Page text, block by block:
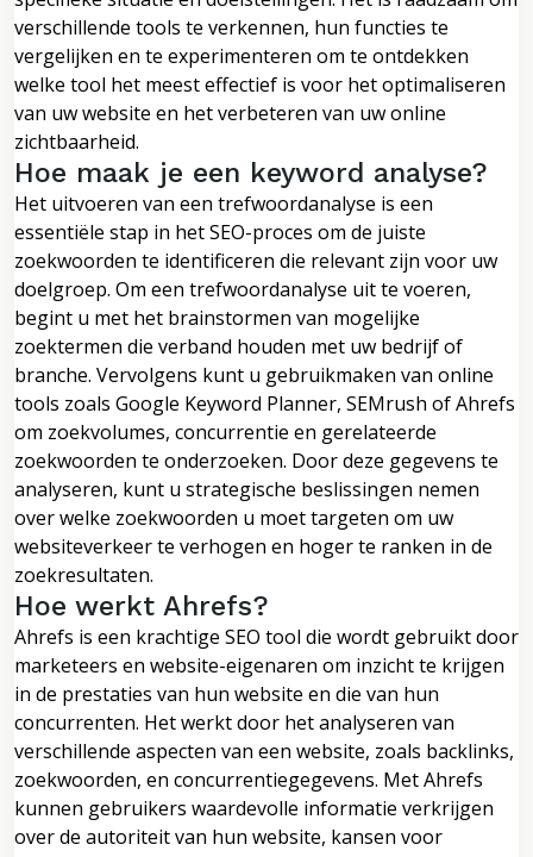
verschillende tools te verkennen, hun functies te
vergelijken en te experimenteren om te ontdekken
welke tool het meest effectief is voor het optimaliseren
van uw website en het verbeteren van uw online
zichtbaarheid.
Hoe maak je een keyword analyse?
Het uitvoeren van een trefwoordanalyse is een
essentiële stap in het SEO-proces om de juiste
zoekwoorden te identificeren die relevant zijn voor uw
doelgroep. Om een trefwoordanalyse uit te voeren,
begint u met het brainstormen van mogelijke
zoektermen die verband houden met uw bedrijf of
branche. Vervolgens kunt u gebruikmaken van online
tools zoals Google Keyword Planner, SEMrush of Ahrefs
om zoekvolumes, concurrentie en gerelateerde
zoekwoorden te onderzoeken. Door deze gegevens te
analyseren, kunt u strategische beslissingen nemen
over welke zoekwoorden u moet targeten om uw
websiteverkeer te verhogen en hoger te ranken in de
zoekresultaten.
Hoe werkt Ahrefs?
Ahrefs is een krachtige SEO tool die wordt gebruikt door
marketeers en website-eigenaren om inzicht te krijgen
in de prestaties van hun website en die van hun
concurrenten. Het werkt door het analyseren van
verschillende aspecten van een website, zoals backlinks,
zoekwoorden, en concurrentiegegevens. Met Ahrefs
kunnen gebruikers waardevolle informatie verkrijgen
over de autoriteit van hun website, kansen voor